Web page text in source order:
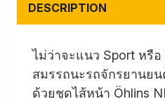
DESCRIPTION
ไม่ว่าจะแนว Sport หรือ
สมรรถนะรถจักรยานย
ด้วยชุดไส้หน้า Öhlins